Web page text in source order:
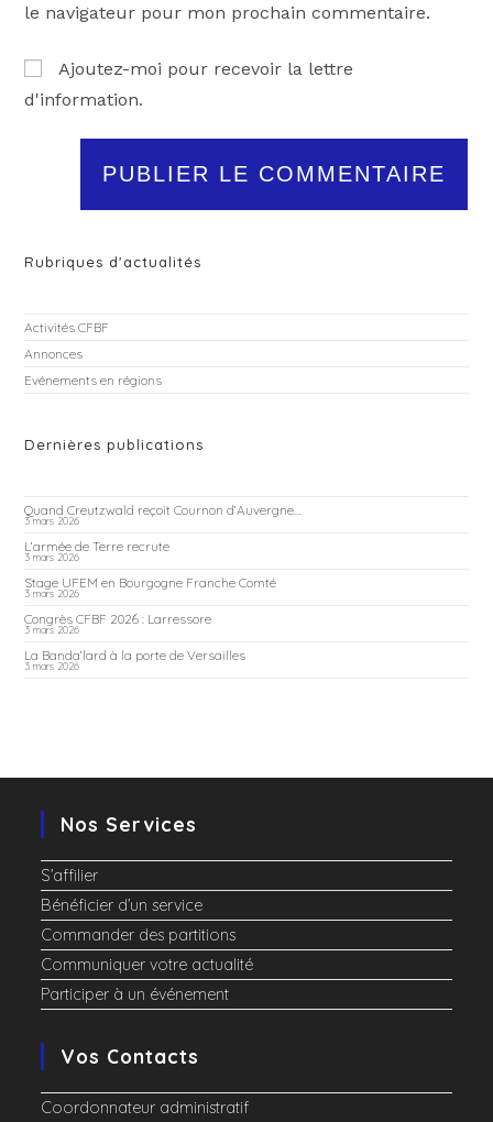
le navigateur pour mon prochain commentaire.
Ajoutez-moi pour recevoir la lettre
d'information.
Rubriques d'actualités
Activités CFBF
Annonces
Evénements en régions
Dernières publications
Quand Creutzwald reçoit Cournon d’Auvergne…
3 mars 2026
L’armée de Terre recrute
3 mars 2026
Stage UFEM en Bourgogne Franche Comté
3 mars 2026
Congrès CFBF 2026 : Larressore
3 mars 2026
La Banda’lard à la porte de Versailles
3 mars 2026
Nos Services
S’affilier
Bénéficier d’un service
Commander des partitions
Communiquer votre actualité
Participer à un événement
Vos Contacts
Coordonnateur administratif